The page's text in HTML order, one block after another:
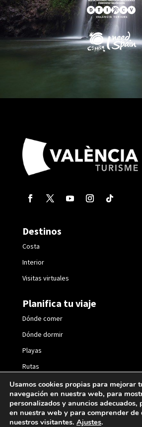
Destinos
Costa
Interior
Visitas virtuales
Planifica tu viaje
Dónde comer
Dónde dormir
Playas
Rutas
Fiestas
Usamos cookies propias para mejorar
navegación en nuestra web, para
personalizados y anuncios
en nuestra web y para comprender de
nuestros visitantes. Ajustes.